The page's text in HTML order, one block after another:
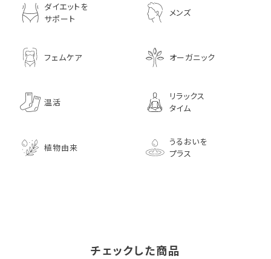
ダイエットを
サポート
メンズ
フェムケア オーガニック
温活
リラックス
タイム
植物由来
うるおいを
プラス
チェックした商品